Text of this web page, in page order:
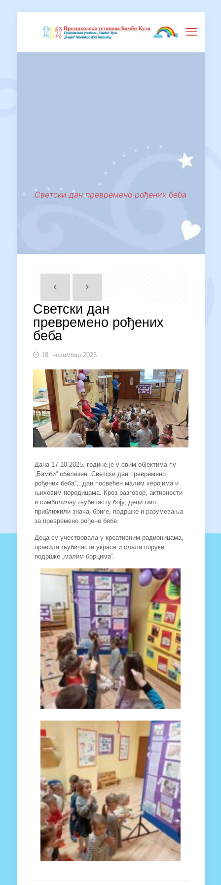
Светски дан превремено рођених беба
Светски дан
превремено рођених
беба
18. новембар 2025.
Дана 17.10.2025. године је у свим објектима пу
„Бамби“ обелезен „Светски дан превремено
рођених беба“, дан посвећен малим херојима и
њиховим породицама. Кроз разговор, активности
и симболичну љубичасту боју, деци смо
приближили значај бриге, подршке и разумевања
за превремено рођене бебе.
Деца су учествовала у креативним радионицама,
правила љубичасте украсе и слала поруке
подршке „малим борцима“.